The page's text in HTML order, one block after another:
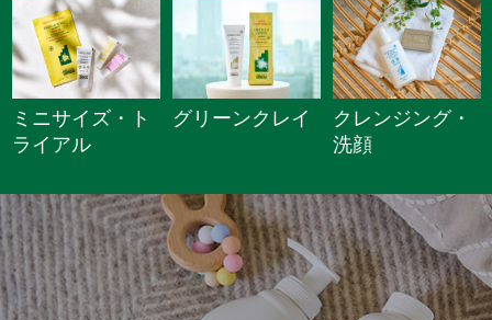
ミニサイズ・ト
ライアル
グリーンクレイ
クレンジング・
洗顔